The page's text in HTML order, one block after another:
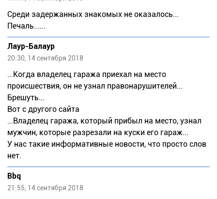
Среди задержанных знакомых не оказалось...
Печаль......
Лаур-Балаур
20:30, 14 сентября 2018
...Когда владелец гаража приехал на место
происшествия, он не узнал правонарушителей...
Брешуть...
Вот с другого сайта
...Владелец гаража, который прибыл на место, узнал
мужчин, которые разрезали на куски его гараж...
У нас такие информативные новости, что просто слов
нет.
Bbq
21:55, 14 сентября 2018